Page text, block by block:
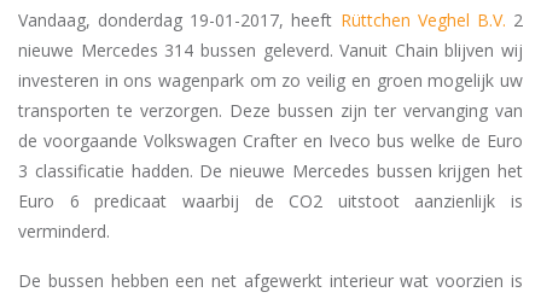
Vandaag, donderdag 19-01-2017, heeft Rüttchen Veghel B.V. 2
nieuwe Mercedes 314 bussen geleverd. Vanuit Chain blijven wij
investeren in ons wagenpark om zo veilig en groen mogelijk uw
transporten te verzorgen. Deze bussen zijn ter vervanging van
de voorgaande Volkswagen Crafter en Iveco bus welke de Euro
3 classificatie hadden. De nieuwe Mercedes bussen krijgen het
Euro 6 predicaat waarbij de CO2 uitstoot aanzienlijk is
verminderd.
De bussen hebben een net afgewerkt interieur wat voorzien is